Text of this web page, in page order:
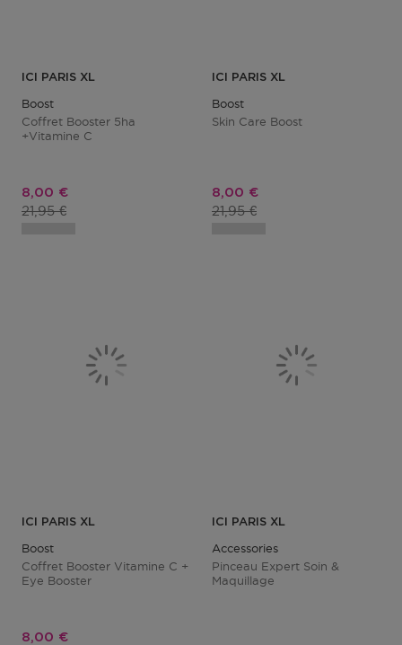
ICI PARIS XL
Boost
Coffret Booster 5ha
+vitamine C
Prix promotionnel
8,00 €
Prix du produit
21,95 €
ICI PARIS XL
Boost
Skin Care Boost
Prix promotionnel
8,00 €
Prix du produit
21,95 €
ICI PARIS XL
Boost
Coffret Booster Vitamine C +
Eye Booster
Prix promotionnel
8,00 €
ICI PARIS XL
Accessories
Pinceau Expert Soin &
Maquillage